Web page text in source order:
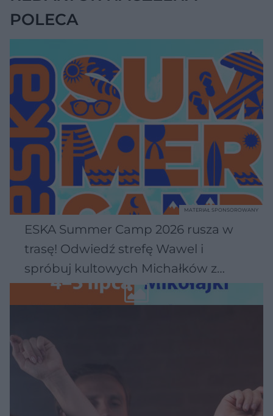
POLECA
ESKA Summer Camp 2026 rusza w
trasę! Odwiedź strefę Wawel i
spróbuj kultowych Michałków z
Wawelu
MATERIAŁ SPONSOROWANY